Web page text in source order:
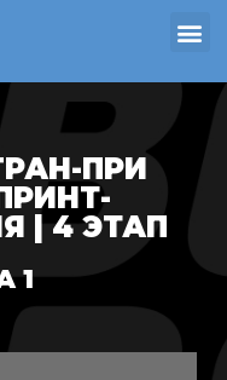
ПРИ
| 4 ЭТАП
1